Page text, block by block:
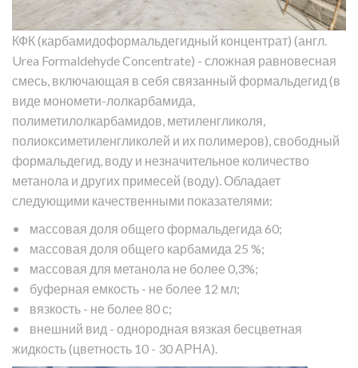
КФК (карбамидоформальдегидный концентрат) (англ.
Urea Formaldehyde Concentrate) - сложная равновесная
смесь, включающая в себя связанный формальдегид (в
виде мономети-лолкарбамида,
полиметилолкарбамидов, метиленгликоля,
полиоксиметиленгликолей и их полимеров), свободный
формальдегид, воду и незначительное количество
метанола и других примесей (воду). Обладает
следующими качественными показателями:
• массовая доля общего формальдегида 60;
• массовая доля общего карбамида 25 %;
• массовая для метанола не более 0,3%;
• буферная емкость - не более 12 мл;
• вязкость - не более 80 с;
• внешний вид - однородная вязкая бесцветная
жидкость (цветность 10 - 30 АРНА).